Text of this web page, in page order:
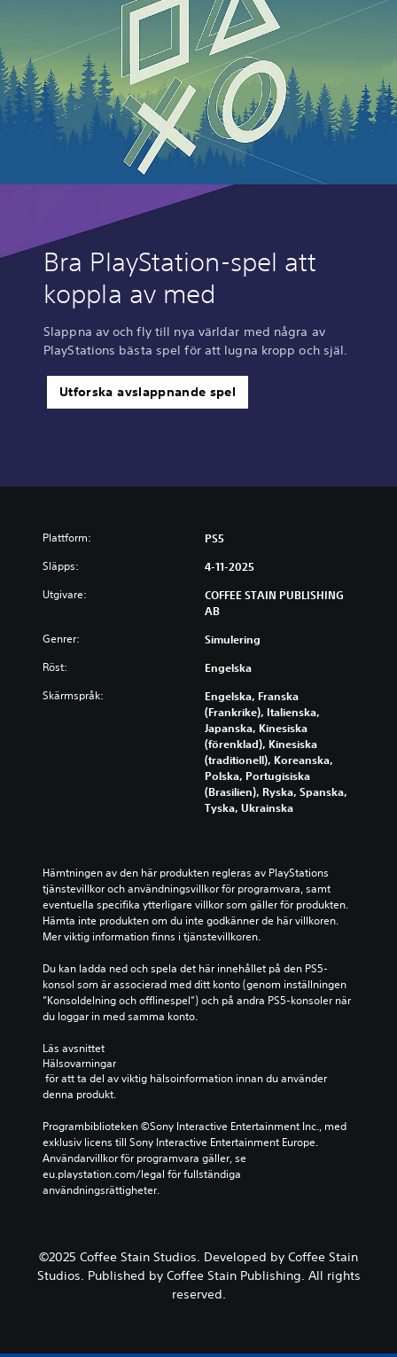
Bra PlayStation-spel att
koppla av med
Slappna av och fly till nya världar med några av
PlayStations bästa spel för att lugna kropp och själ.
Utforska avslappnande spel
Plattform: PS5
Släpps: 4-11-2025
Utgivare:
COFFEE STAIN PUBLISHING
AB
Genrer: Simulering
Röst: Engelska
Skärmspråk:
Engelska, Franska
(Frankrike), Italienska,
Japanska, Kinesiska
(förenklad), Kinesiska
(traditionell), Koreanska,
Polska, Portugisiska
(Brasilien), Ryska, Spanska,
Tyska, Ukrainska
Hämtningen av den här produkten regleras av PlayStations
tjänstevillkor och användningsvillkor för programvara, samt
eventuella specifika ytterligare villkor som gäller för produkten.
Hämta inte produkten om du inte godkänner de här villkoren.
Mer viktig information finns i tjänstevillkoren.
Du kan ladda ned och spela det här innehållet på den PS5-
konsol som är associerad med ditt konto (genom inställningen
”Konsoldelning och offlinespel”) och på andra PS5-konsoler när
du loggar in med samma konto.
Läs avsnittet
Hälsovarningar
denna produkt.
Programbiblioteken ©Sony Interactive Entertainment Inc., med
exklusiv licens till Sony Interactive Entertainment Europe.
Användarvillkor för programvara gäller, se
eu.playstation.com/legal för fullständiga
användningsrättigheter.
©2025 Coffee Stain Studios. Developed by Coffee Stain
Studios. Published by Coffee Stain Publishing. All rights
reserved.